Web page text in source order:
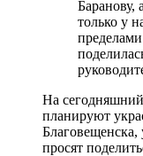
Баранову,
только у
На
планируют
просят